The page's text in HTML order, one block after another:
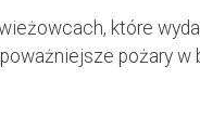
które
pożary w